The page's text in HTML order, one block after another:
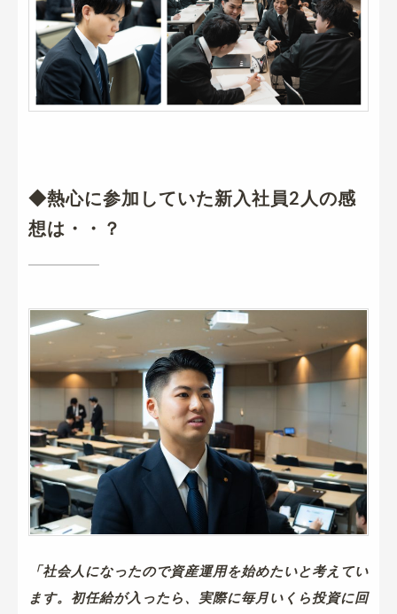
◆熱心に参加していた新入社員2人の感
想は・・？
「社会人になったので資産運用を始めたいと考えてい
ます。初任給が入ったら、実際に毎月いくら投資に回